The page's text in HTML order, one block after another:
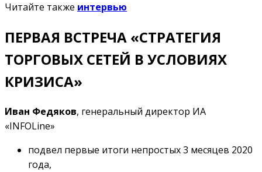
Читайте также интервью
ПЕРВАЯ ВСТРЕЧА «СТРАТЕГИЯ
ТОРГОВЫХ СЕТЕЙ В УСЛОВИЯХ
КРИЗИСА»
Иван Федяков, генеральный директор ИА
«INFOLine»
подвел первые итоги непростых 3 месяцев 2020
года,